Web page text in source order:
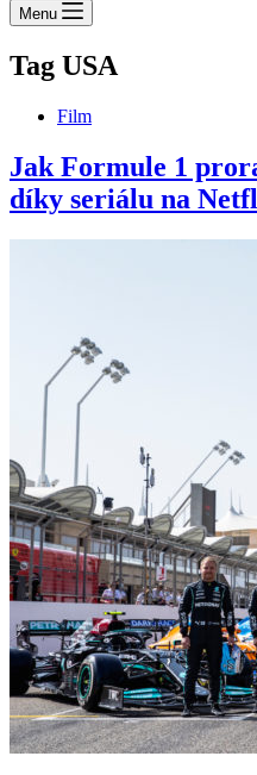
Menu
Tag USA
Film
Jak Formule 1
díky seriálu na